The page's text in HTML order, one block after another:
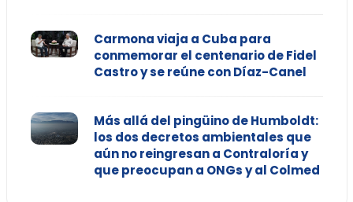
Carmona viaja a Cuba para
conmemorar el centenario de Fidel
Castro y se reúne con Díaz-Canel
Más allá del pingüino de Humboldt:
los dos decretos ambientales que
aún no reingresan a Contraloría y
que preocupan a ONGs y al Colmed